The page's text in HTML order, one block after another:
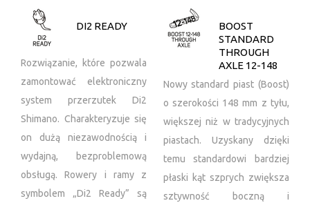
DI2 READY
Rozwiązanie, które pozwala
zamontować elektroniczny
system przerzutek Di2
Shimano. Charakteryzuje się
on dużą niezawodnością i
wydajną, bezproblemową
obsługą. Rowery i ramy z
symbolem „Di2 Ready” są
BOOST
STANDARD
THROUGH
AXLE 12-148
Nowy standard piast (Boost)
o szerokości 148 mm z tyłu,
większej niż w tradycyjnych
piastach. Uzyskany dzięki
temu standardowi bardziej
płaski kąt szprych zwiększa
sztywność boczną i